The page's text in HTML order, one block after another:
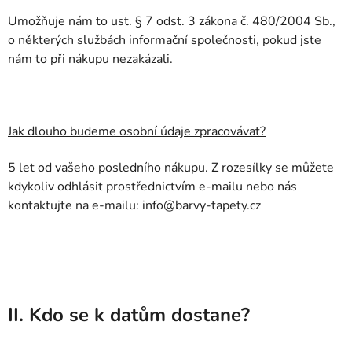
Umožňuje nám to ust. § 7 odst. 3 zákona č. 480/2004 Sb.,
o některých službách informační společnosti, pokud jste
nám to při nákupu nezakázali.
Jak dlouho budeme osobní údaje zpracovávat?
5 let od vašeho posledního nákupu. Z rozesílky se můžete
kdykoliv odhlásit prostřednictvím e-mailu nebo nás
kontaktujte na e-mailu: info@barvy-tapety.cz
II. Kdo se k datům dostane?